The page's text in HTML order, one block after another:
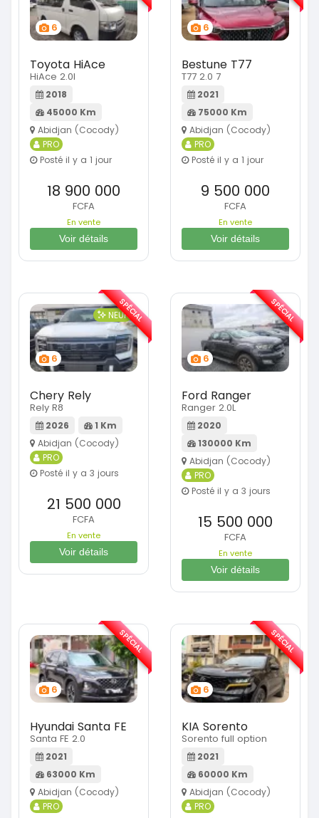
6
Toyota HiAce
HiAce 2.0l
2018
45000 Km
Abidjan (Cocody)
PRO
Posté il y a 1 jour
18 900 000
FCFA
En vente
Voir détails
6
Bestune T77
T77 2.0 7
2021
75000 Km
Abidjan (Cocody)
PRO
Posté il y a 1 jour
9 500 000
FCFA
En vente
Voir détails
6
NEUF
Chery Rely
Rely R8
2026
1 Km
Abidjan (Cocody)
PRO
Posté il y a 3 jours
21 500 000
FCFA
En vente
Voir détails
SPÉCIAL
6
Ford Ranger
Ranger 2.0L
2020
130000 Km
Abidjan (Cocody)
PRO
Posté il y a 3 jours
15 500 000
FCFA
En vente
Voir détails
SPÉCIAL
6
Hyundai Santa FE
Santa FE 2.0
2021
63000 Km
Abidjan (Cocody)
PRO
SPÉCIAL
6
KIA Sorento
Sorento full option
2021
60000 Km
Abidjan (Cocody)
PRO
SPÉCIAL